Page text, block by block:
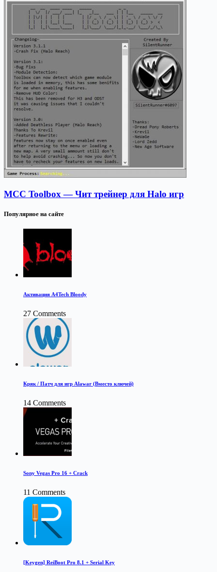
MCC Toolbox — Чит трейнер для Halo игр
Популярное на сайте
Активация A4Tech Bloody
27 Comments
Кряк / Патч для игр Alawar (Вместо ключей)
14 Comments
Sony Vegas Pro 16 + Crack
11 Comments
[Keygen] ReiBoot Pro 8.1 + Serial Key